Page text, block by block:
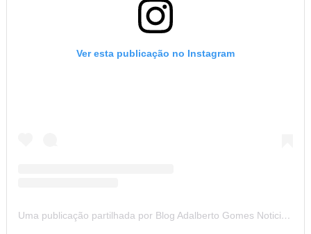
Ver esta publicação no Instagram
Uma publicação partilhada por Blog Adalberto Gomes Noticias (@blogadalbertogomesnoticiass)